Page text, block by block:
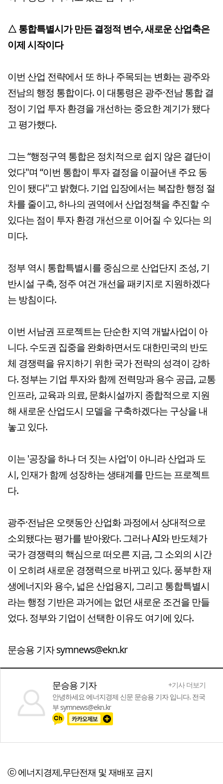
△ 통합특별시가 만든 결정적 변수, 새로운 산업축은
이제 시작이다
이번 산업 전략에서 또 하나 주목되는 변화는 광주와
전남의 행정 통합이다. 이 대통령은 광주·전남 통합 결
정이 기업 투자 환경을 개선하는 중요한 계기가 됐다
고 평가했다.
그는 “행정구역 통합은 정치적으로 쉽지 않은 결단이
었다"며 “이번 통합이 투자 결정을 이끌어낸 주요 동
인이 됐다"고 밝혔다. 기업 입장에서는 복잡한 행정 절
차를 줄이고, 하나의 권역에서 산업정책을 추진할 수
있다는 점이 투자 환경 개선으로 이어질 수 있다는 의
미다.
정부 역시 통합특별시를 중심으로 산업단지 조성, 기
반시설 구축, 정주 여건 개선을 패키지로 지원하겠다
는 방침이다.
이번 서남권 프로젝트는 단순한 지역 개발사업이 아
니다. 수도권 집중을 완화하면서도 대한민국의 반도
체 경쟁력을 유지하기 위한 국가 전략의 성격이 강하
다. 정부는 기업 투자와 함께 전력망과 용수 공급, 교통
인프라, 교육과 의료, 문화시설까지 종합적으로 지원
해 새로운 산업도시 모델을 구축하겠다는 구상을 내
놓고 있다.
이는 '공장을 하나 더 짓는 사업'이 아니라 산업과 도
시, 인재가 함께 성장하는 생태계를 만드는 프로젝트
다.
광주·전남은 오랫동안 산업화 과정에서 상대적으로
소외됐다는 평가를 받아왔다. 그러나 AI와 반도체가
국가 경쟁력의 핵심으로 떠오른 지금, 그 소외의 시간
이 오히려 새로운 경쟁력으로 바뀌고 있다. 풍부한 재
생에너지와 용수, 넓은 산업용지, 그리고 통합특별시
라는 행정 기반은 과거에는 없던 새로운 조건을 만들
었다. 정부와 기업이 선택한 이유도 여기에 있다.
문승용 기자 symnews@ekn.kr
문승용 기자
+기사 더보기
안녕하세요 에너지경제 신문 문승용 기자 입니다. 전국
부 symnews@ekn.kr
ⓒ 에너지경제,무단전재 및 재배포 금지